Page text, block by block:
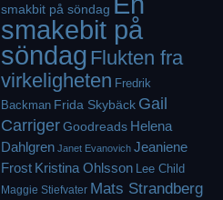
smakbit på söndag
smakebit på
söndag Flukten fra
virkeligheten Fredrik
Backman Frida Skybäck Gail
CarrigerGoodreads Helena
Dahlgren Janet Evanovich Jeaniene
Frost Kristina Ohlsson Lee Child
Maggie Stiefvater Mats Strandberg